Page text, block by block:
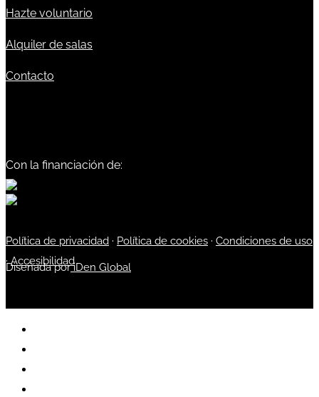
Hazte voluntario
Alquiler de salas
Contacto
Con la financiación de:
Política de privacidad · Política de cookies · Condiciones de uso
·Accesibilidad
Diseñada poriDen Global